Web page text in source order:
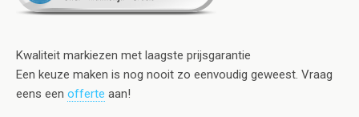
Kwaliteit markiezen met laagste prijsgarantie
Een keuze maken is nog nooit zo eenvoudig geweest. Vraag
eens een offerte aan!